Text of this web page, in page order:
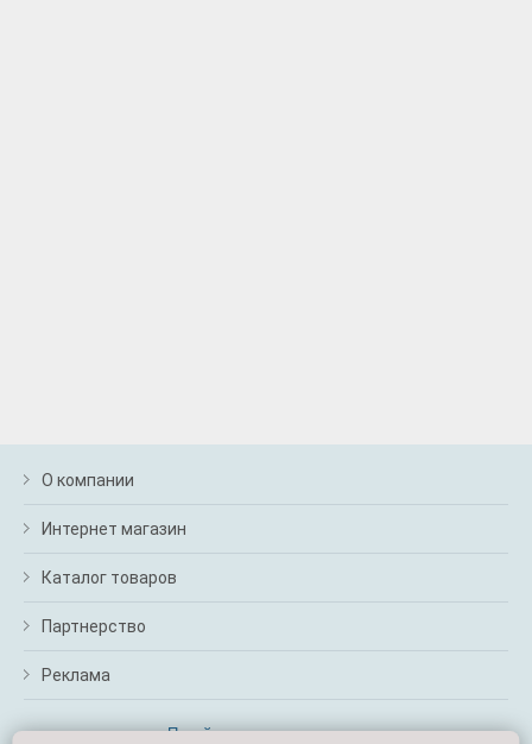
О компании
Интернет магазин
Каталог товаров
Партнерство
Реклама
Перейти на полную версию